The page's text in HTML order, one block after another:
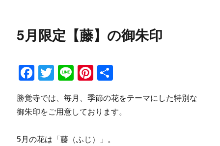
5月限定【藤】の御朱印
F
c
e
b
T
it
te
r
Li
e
Pi
te
re
st
勝覚寺では、毎月、季節の花をテーマにした特別な
御朱印をご用意しております。
5月の花は「藤（ふじ）」。